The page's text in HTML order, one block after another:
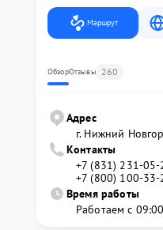
Маршрут
ОбзорОтзывы 260
Адрес
г. Нижний
Контакты
+7 (831) 231-05-
+7 (800) 100-33-
Время работы
Работаем с